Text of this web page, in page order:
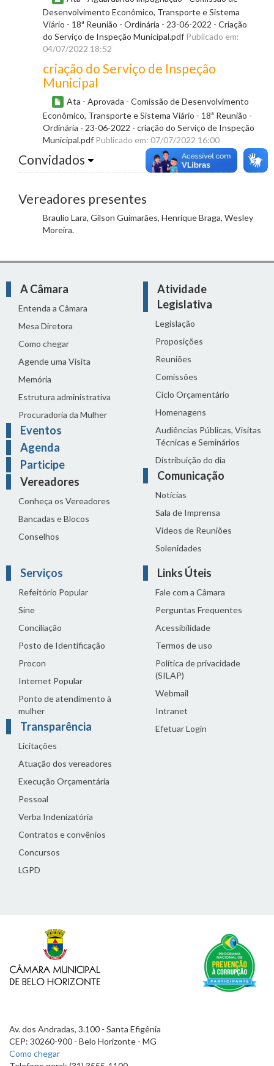
Desenvolvimento Econômico, Transporte e Sistema
Viário - 18ª Reunião - Ordinária - 23-06-2022 - Criação
do Serviço de Inspeção Municipal.pdf Publicado em:
04/07/2022 18:52
criação do Serviço de Inspeção
Municipal
Ata - Aprovada - Comissão de Desenvolvimento
Econômico, Transporte e Sistema Viário - 18ª Reunião -
Ordinária - 23-06-2022 - criação do Serviço de Inspeção
Municipal.pdf Publicado em: 07/07/2022 16:00
Convidados
Vereadores presentes
Braulio Lara, Gilson Guimarães, Henrique Braga, Wesley
Moreira.
A Câmara
Entenda a Câmara
Mesa Diretora
Como chegar
Agende uma Visita
Memória
Estrutura administrativa
Procuradoria da Mulher
Eventos
Agenda
Participe
Vereadores
Conheça os Vereadores
Bancadas e Blocos
Conselhos
Atividade
Legislativa
Legislação
Proposições
Reuniões
Comissões
Ciclo Orçamentário
Homenagens
Audiências Públicas, Visitas
Técnicas e Seminários
Distribuição do dia
Comunicação
Notícias
Sala de Imprensa
Vídeos de Reuniões
Solenidades
Serviços
Refeitório Popular
Sine
Conciliação
Posto de Identificação
Procon
Internet Popular
Ponto de atendimento à
mulher
Transparência
Licitações
Atuação dos vereadores
Execução Orçamentária
Pessoal
Verba Indenizatória
Contratos e convênios
Concursos
LGPD
Links Úteis
Fale com a Câmara
Perguntas Frequentes
Acessibilidade
Termos de uso
Política de privacidade
(SILAP)
Webmail
Intranet
Efetuar Login
Av. dos Andradas, 3.100 - Santa Efigênia
CEP: 30260-900 - Belo Horizonte - MG
Como chegar